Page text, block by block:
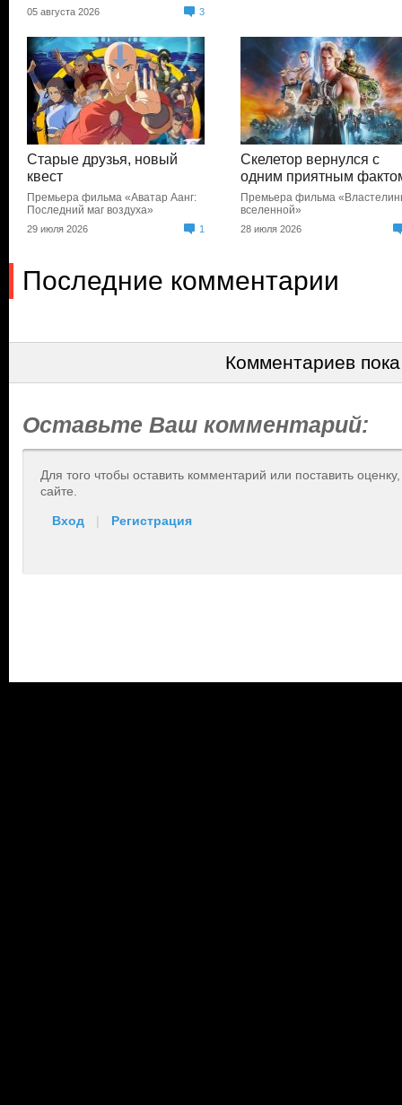
05 августа 2026 3
Старые друзья, новый
квест
Премьера фильма «Аватар Аанг:
Последний маг воздуха»
29 июля 2026 1
Скелетор вернулся с
одним приятным
Премьера фильма
вселенной»
28 июля 2026
Последние комментарии
Комментариев
Оставьте Ваш комментарий:
Для того чтобы оставить комментарий или поставить
сайте.
Вход | Регистрация